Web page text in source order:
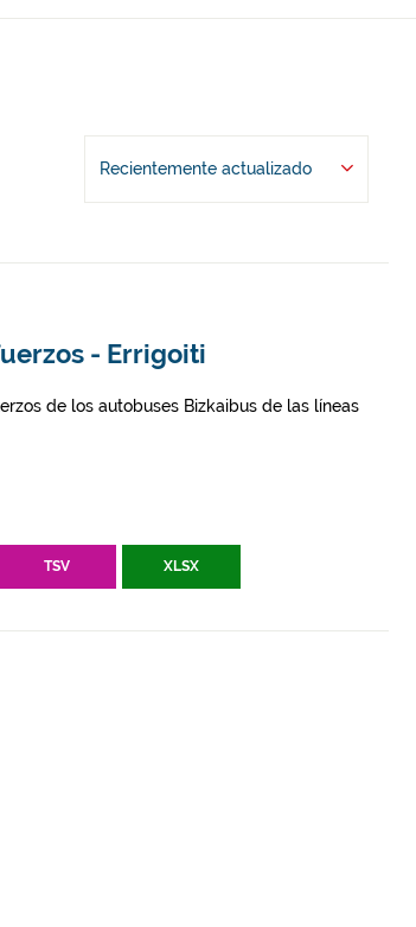
Recientemente actualizado
- Errigoiti
de los autobuses Bizkaibus de las líneas
TSV XLSX